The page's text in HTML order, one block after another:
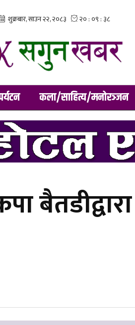
कला/साहित्य/मनोरञ्जन